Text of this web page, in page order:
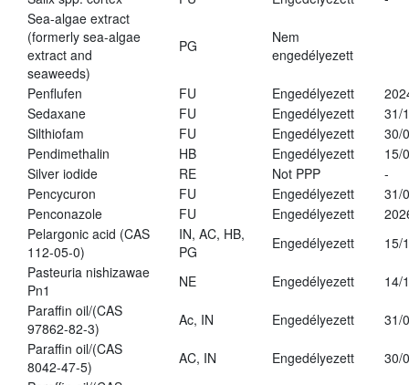
Sea-algae extract
(formerly sea-algae
extract and
seaweeds)
PG
Nem
engedélyezett
Penflufen FU Engedélyezett
Sedaxane
FU Engedélyezett
31/
Silthiofam
FU Engedélyezett
30/
Pendimethalin
HB Engedélyezett
15/
Silver iodide
RE Not PPP
-
Pencycuron
FU Engedélyezett
31/
Penconazole
FU Engedélyezett
Pelargonic acid (CAS
112-05-0)
IN, AC, HB,
PG
Engedélyezett
15/
Pasteuria nishizawae
Pn1
NE Engedélyezett
14/
Paraffin oil/(CAS
97862-82-3)
Ac, IN Engedélyezett
31/
Paraffin oil/(CAS
8042-47-5)
AC, IN Engedélyezett
30/